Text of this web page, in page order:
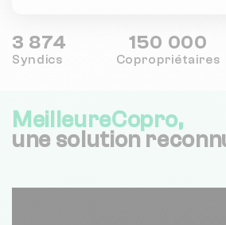
3 874
Syndics
150 000
Copropriétaires
MeilleureCopro,
une solution